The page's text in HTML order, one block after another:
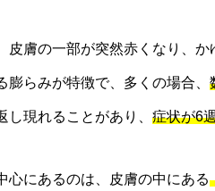
皮膚の一部が突然赤くなり、
膨らみが特徴で、多くの場合、
現れることがあり、 症状が6
心にあるのは、皮膚の中にある